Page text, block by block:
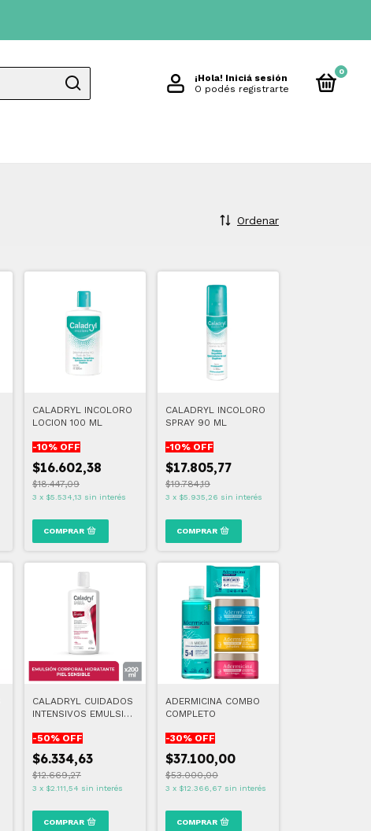
¡Hola! Iniciá sesión
O podés registrarte
0
Ordenar
CALADRYL INCOLORO
LOCION 100 ML
-10% OFF
$16.602,38
$18.447,09
3 x $5.534,13 sin interés
CALADRYL INCOLORO
SPRAY 90 ML
-10% OFF
$17.805,77
$19.784,19
3 x $5.935,26 sin interés
CALADRYL CUIDADOS
INTENSIVOS EMULSIÓN
SENSIBLE (vence
11/26)
-50% OFF
$6.334,63
$12.669,27
3 x $2.111,54 sin interés
ADERMICINA COMBO
COMPLETO
-30% OFF
$37.100,00
$53.000,00
3 x $12.366,67 sin interés